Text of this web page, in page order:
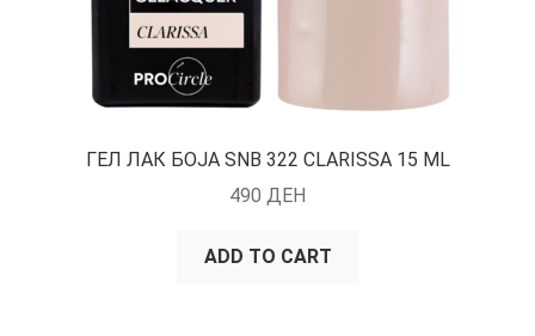
ГЕЛ ЛАК БОЈА SNB 322 CLARISSA 15 ML
490 ДЕН
ADD TO CART